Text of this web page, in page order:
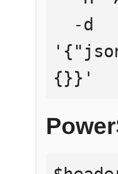
{}}'